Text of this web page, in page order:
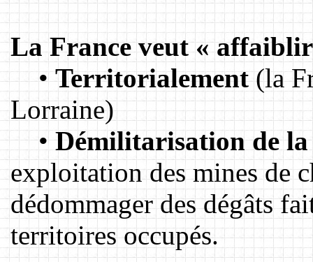
La France veut «
•Territorialement(la
Lorraine)
•Démilitarisation de
exploitation des mines de
dédommager des dégâts
territoires occupés.